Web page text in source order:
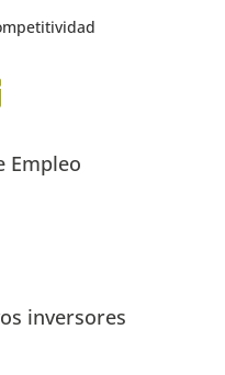
Empleo
inversores